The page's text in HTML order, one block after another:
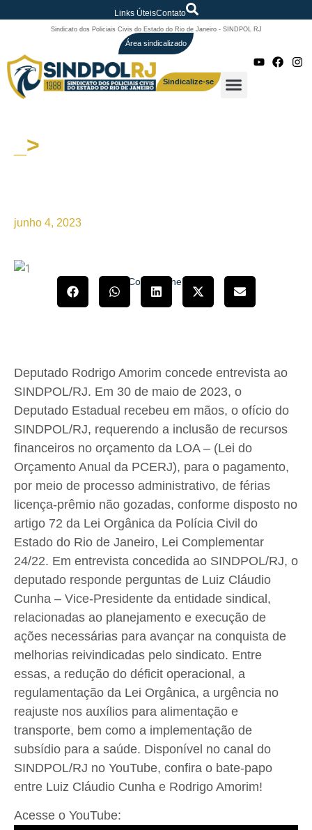
Links ÚteisContato
Sindicato dos Policiais Civis do Estado do Rio de Janeiro - SINDPOL RJ
Área sindicalizado
Sindicalize-se
_>
junho 4, 2023
Compartilhe!
Deputado Rodrigo Amorim concede entrevista ao
SINDPOL/RJ. Em 30 de maio de 2023, o
Deputado Estadual recebeu em mãos, o ofício do
SINDPOL/RJ, requerendo a inclusão de recursos
financeiros no orçamento da LOA – (Lei do
Orçamento Anual da PCERJ), para o pagamento,
por meio de processo administrativo, de férias
licença-prêmio não gozadas, conforme disposto no
artigo 72 da Lei Orgânica da Polícia Civil do
Estado do Rio de Janeiro, Lei Complementar
24/22. Em entrevista concedida ao SINDPOL/RJ, o
deputado responde perguntas de Luiz Cláudio
Cunha – Vice-Presidente da entidade sindical,
relacionadas ao planejamento e execução de
ações necessárias para avançar na conquista de
melhorias reivindicadas pelo sindicato. Entre
essas, a redução do déficit operacional, a
regulamentação da Lei Orgânica, a urgência no
reajuste nos auxílios para alimentação e
transporte, bem como a implementação de
subsídio para a saúde. Disponível no canal do
SINDPOL/RJ no YouTube, confira o bate-papo
entre Luiz Cláudio Cunha e Rodrigo Amorim!
Acesse o YouTube: